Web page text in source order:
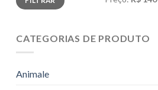
CATEGORIAS DE PRODUTO
Animale